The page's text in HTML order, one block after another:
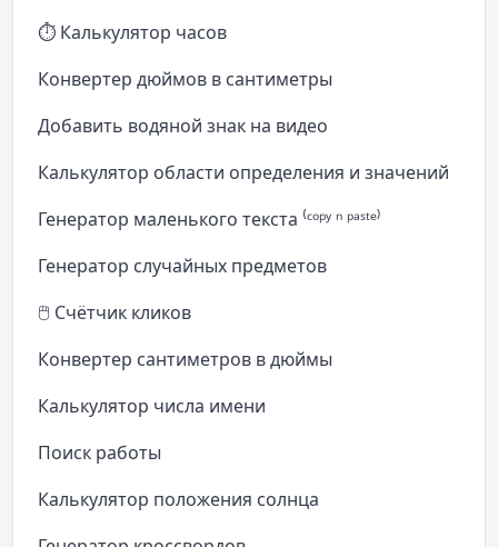
⏱️ Калькулятор часов
Конвертер дюймов в сантиметры
Добавить водяной знак на видео
Калькулятор области определения и значений
Генератор маленького текста ⁽ᶜᵒᵖʸ ⁿ ᵖᵃˢᵗᵉ⁾
Генератор случайных предметов
🖱️ Счётчик кликов
Конвертер сантиметров в дюймы
Калькулятор числа имени
Поиск работы
Калькулятор положения солнца